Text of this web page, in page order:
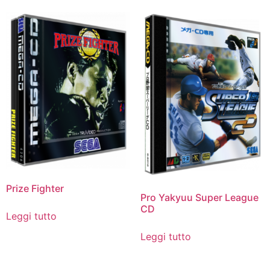
Prize Fighter
Leggi tutto
Pro Yakyuu Super League
CD
Leggi tutto